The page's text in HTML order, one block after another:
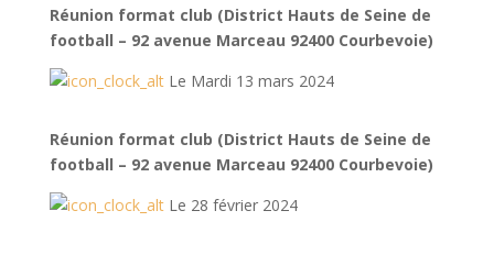
Réunion format club (District Hauts de Seine de
football – 92 avenue Marceau 92400 Courbevoie)
Le Mardi 13 mars 2024
Réunion format club (District Hauts de Seine de
football – 92 avenue Marceau 92400 Courbevoie)
Le 28 février 2024